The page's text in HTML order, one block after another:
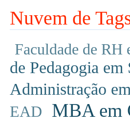
Nuvem de
Faculdade de RH
de Pedagogia em
Administração
EAD MBA em